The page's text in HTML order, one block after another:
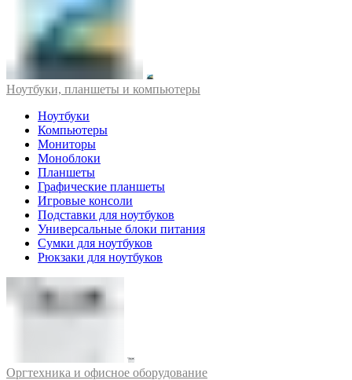
Ноутбуки, планшеты и компьютеры
Ноутбуки
Компьютеры
Мониторы
Моноблоки
Планшеты
Графические планшеты
Игровые консоли
Подставки для ноутбуков
Универсальные блоки питания
Сумки для ноутбуков
Рюкзаки для ноутбуков
Оргтехника и офисное оборудование